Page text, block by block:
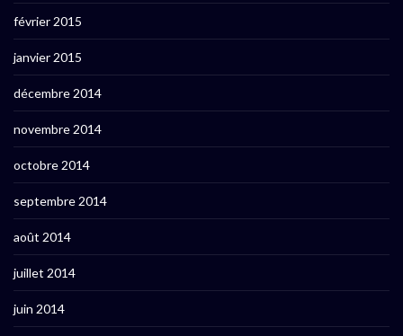
février 2015
janvier 2015
décembre 2014
novembre 2014
octobre 2014
septembre 2014
août 2014
juillet 2014
juin 2014